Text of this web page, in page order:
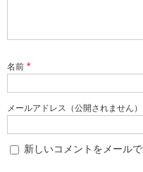
名前 *
メールアドレス（公開されません）
新しいコメントをメール